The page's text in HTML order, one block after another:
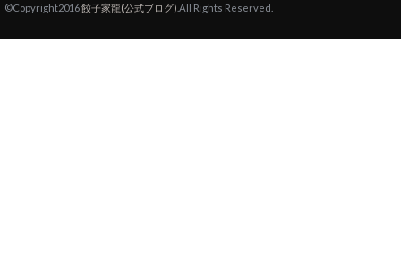
©Copyright2016餃子家龍(公式ブログ) .All Rights Reserved.